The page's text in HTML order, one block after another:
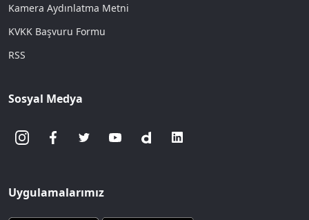
Kamera Aydınlatma Metni
KVKK Başvuru Formu
RSS
Sosyal Medya
Uygulamalarımız